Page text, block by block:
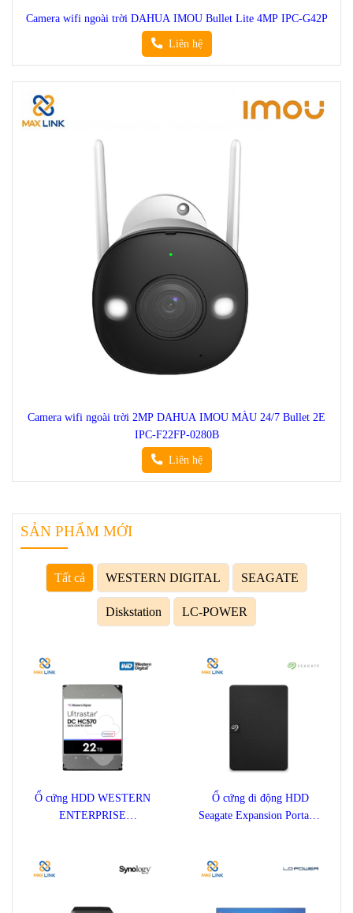
Camera wifi ngoài trời DAHUA IMOU Bullet Lite 4MP IPC-G42P
Liên hệ
Camera wifi ngoài trời 2MP DAHUA IMOU MÀU 24/7 Bullet 2E
Liên hệ
SẢN PHẨM MỚI
Diskstation LC-POWER